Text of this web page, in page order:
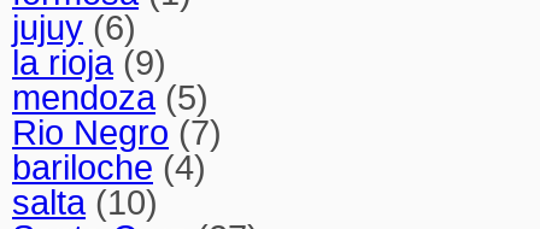
jujuy (6)
la rioja(9)
mendoza(5)
Rio Negro (7)
bariloche (4)
salta(10)